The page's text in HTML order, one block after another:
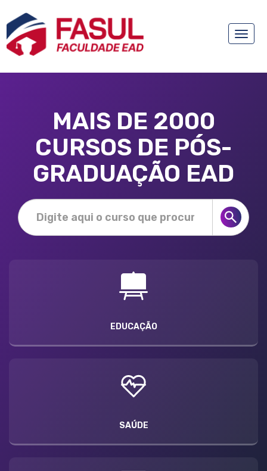
Toggle
MAIS DE 2000
CURSOS DE PÓS-
GRADUAÇÃO EAD
EDUCAÇÃO
SAÚDE